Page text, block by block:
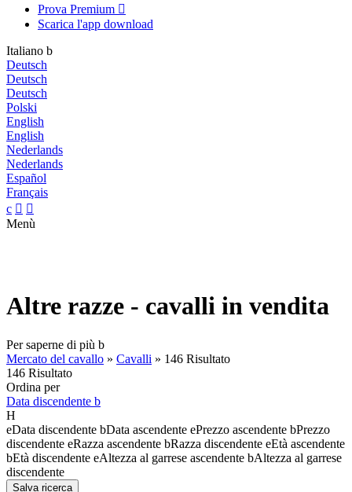
Prova Premium 
Scarica l'app download
Italiano b
Deutsch
Deutsch
Deutsch
Polski
English
English
Nederlands
Nederlands
Español
Français
c  
Menù
Altre razze - cavalli in vendita
Per saperne di più b
Mercato del cavallo » Cavalli » 146 Risultato
146 Risultato
Ordina per
Data discendente b
H
eData discendente bData ascendente ePrezzo ascendente bPrezzo
discendente eRazza ascendente bRazza discendente eEtà ascendente
bEtà discendente eAltezza al garrese ascendente bAltezza al garrese
discendente
Salva ricerca